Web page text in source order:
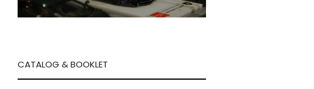
CATALOG & BOOKLET